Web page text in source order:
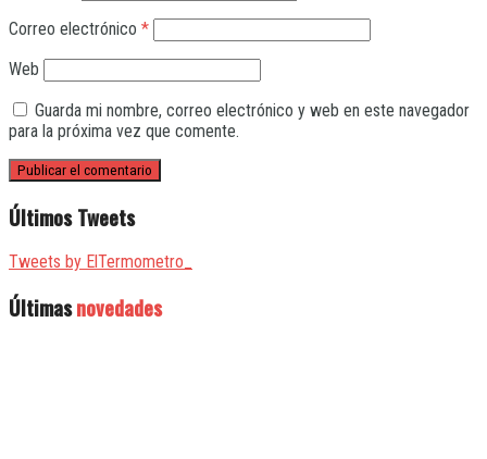
Correo electrónico *
Web
Guarda mi nombre, correo electrónico y web en este navegador
para la próxima vez que comente.
Últimos Tweets
Tweets by ElTermometro_
Últimasnovedades